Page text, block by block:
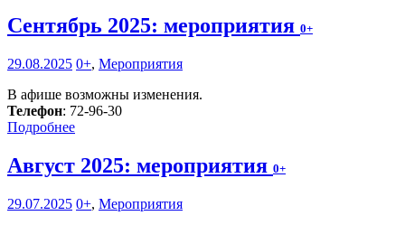
Сентябрь 2025: мероприятия 0+
29.08.2025 0+, Мероприятия
В афише возможны изменения.
Телефон: 72-96-30
Подробнее
Август 2025: мероприятия 0+
29.07.2025 0+, Мероприятия